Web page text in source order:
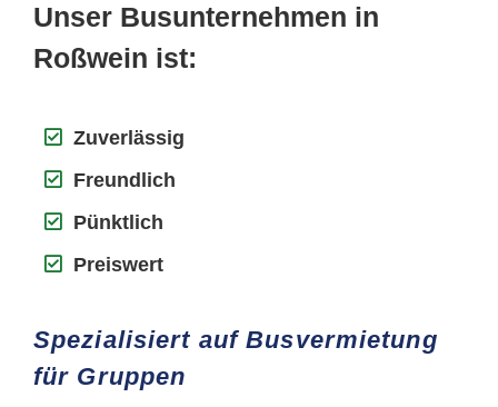
Unser Busunternehmen in
Roßwein ist:
Zuverlässig
Freundlich
Pünktlich
Preiswert
Spezialisiert auf Busvermietung
für Gruppen